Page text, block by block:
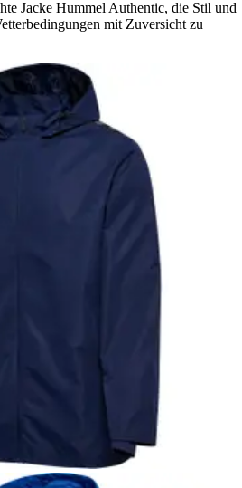
Jacke Hummel Authentic, die Stil und
mit Zuversicht zu